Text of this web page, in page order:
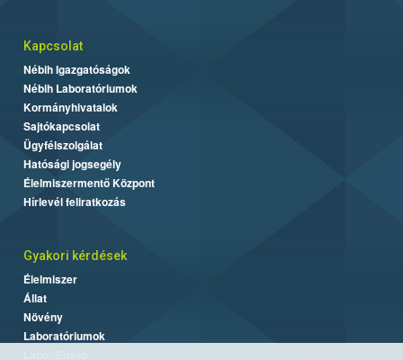
Kapcsolat
Nébih Igazgatóságok
Nébih Laboratóriumok
Kormányhivatalok
Sajtókapcsolat
Ügyfélszolgálat
Hatósági jogsegély
Élelmiszermentő Központ
Hírlevél feliratkozás
Gyakori kérdések
Élelmiszer
Állat
Növény
Laboratóriumok